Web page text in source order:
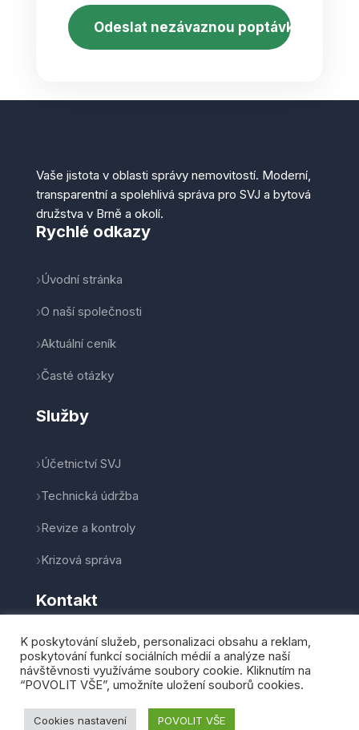
Vaše jistota v oblasti správy nemovitostí. Moderní,
transparentní a spolehlivá správa pro SVJ a bytová
družstva v Brně a okolí.
Rychlé odkazy
Úvodní stránka
O naší společnosti
Aktuální ceník
Časté otázky
Služby
Účetnictví SVJ
Technická údržba
Revize a kontroly
Krizová správa
Kontakt
© 2026 Home Partner, s.r.o. Všechna práva vyhrazena.
Ochrana osobních údajů (GDPR)
K poskytování služeb, personalizaci obsahu a reklam,
poskytování funkcí sociálních médií a analýze naší
návštěvnosti využíváme soubory cookie. Kliknutím na
“POVOLIT VŠE”, umožníte uložení souborů cookies.
Cookies nastavení POVOLIT VŠE